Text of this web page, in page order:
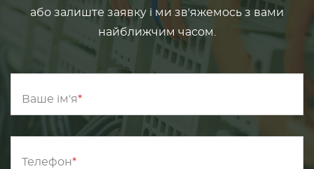
або залиште заявку і ми зв'яжемось з вами
найближчим часом.
Ваше ім'я
Телефон